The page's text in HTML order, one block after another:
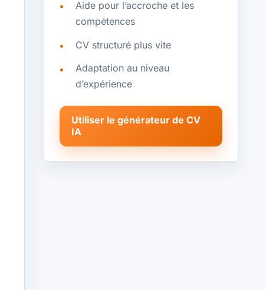
Aide pour l’accroche et les
compétences
CV structuré plus vite
Adaptation au niveau
d’expérience
Utiliser le générateur de CV
IA